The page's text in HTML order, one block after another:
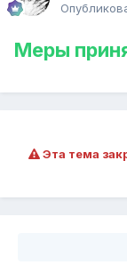
Меры
Эта тема